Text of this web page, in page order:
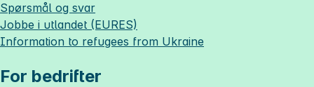
Spørsmål og svar
Jobbe i utlandet (EURES)
Information to refugees from Ukraine
For bedrifter